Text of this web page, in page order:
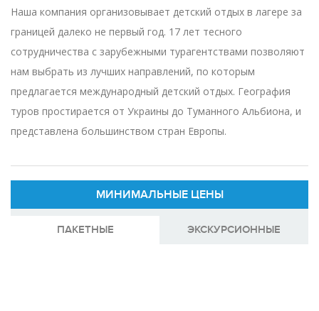
Наша компания организовывает детский отдых в лагере за
границей далеко не первый год. 17 лет тесного
сотрудничества с зарубежными турагентствами позволяют
нам выбрать из лучших направлений, по которым
предлагается международный детский отдых. География
туров простирается от Украины до Туманного Альбиона, и
представлена большинством стран Европы.
МИНИМАЛЬНЫЕ ЦЕНЫ
ПАКЕТНЫЕ ЭКСКУРСИОННЫЕ